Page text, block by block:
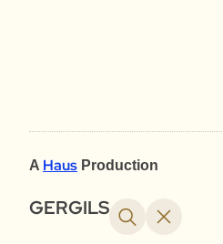
A Haus Production
GERGILS